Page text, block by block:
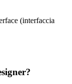
(interfaccia